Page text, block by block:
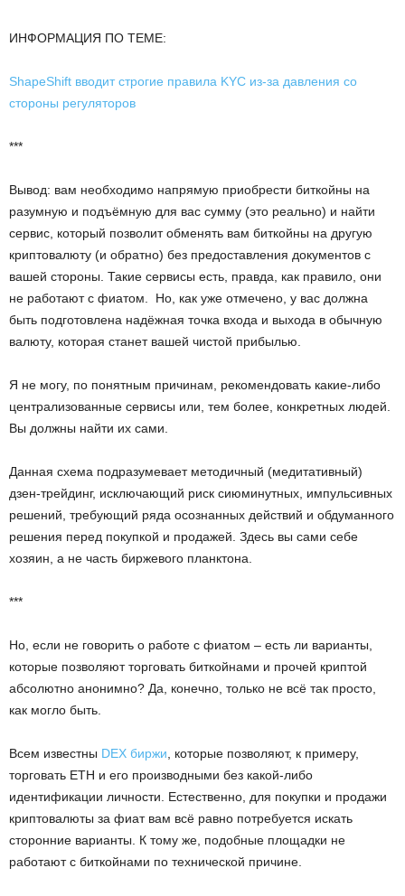
ИНФОРМАЦИЯ ПО ТЕМЕ:
ShapeShift вводит строгие правила KYC из-за давления со
стороны регуляторов
***
Вывод: вам необходимо напрямую приобрести биткойны на
разумную и подъёмную для вас сумму (это реально) и найти
сервис, который позволит обменять вам биткойны на другую
криптовалюту (и обратно) без предоставления документов с
вашей стороны. Такие сервисы есть, правда, как правило, они
не работают с фиатом. Но, как уже отмечено, у вас должна
быть подготовлена надёжная точка входа и выхода в обычную
валюту, которая станет вашей чистой прибылью.
Я не могу, по понятным причинам, рекомендовать какие-либо
централизованные сервисы или, тем более, конкретных людей.
Вы должны найти их сами.
Данная схема подразумевает методичный (медитативный)
дзен-трейдинг, исключающий риск сиюминутных, импульсивных
решений, требующий ряда осознанных действий и обдуманного
решения перед покупкой и продажей. Здесь вы сами себе
хозяин, а не часть биржевого планктона.
***
Но, если не говорить о работе с фиатом – есть ли варианты,
которые позволяют торговать биткойнами и прочей криптой
абсолютно анонимно? Да, конечно, только не всё так просто,
как могло быть.
Всем известны DEX биржи , которые позволяют, к примеру,
торговать ETH и его производными без какой-либо
идентификации личности. Естественно, для покупки и продажи
криптовалюты за фиат вам всё равно потребуется искать
сторонние варианты. К тому же, подобные площадки не
работают с биткойнами по технической причине.